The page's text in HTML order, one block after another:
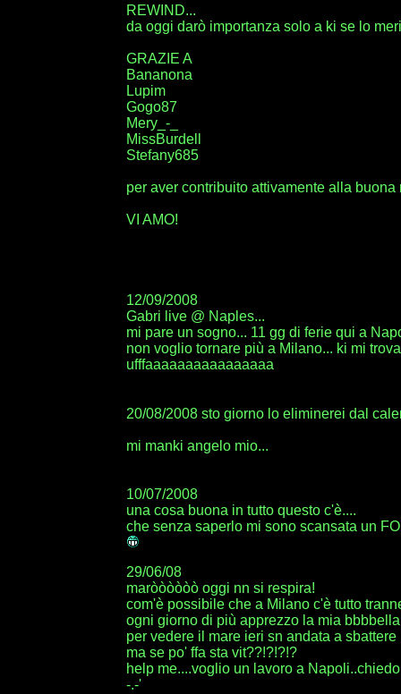
REWIND...
da oggi darò importanza solo a ki se lo
GRAZIE A
Bananona
Lupim
Gogo87
Mery_-_
MissBurdell
Stefany685
per aver contribuito attivamente alla
VI AMO!
12/09/2008
Gabri live @ Naples...
mi pare un sogno... 11 gg di ferie qui a
non voglio tornare più a Milano... ki mi
ufffaaaaaaaaaaaaaaaa
20/08/2008 sto giorno lo eliminerei dal
mi manki angelo mio...
10/07/2008
una cosa buona in tutto questo c'è....
che senza saperlo mi sono scansata un
29/06/08
maròòòòòò oggi nn si respira!
com'è possibile che a Milano c'è tutto
ogni giorno di più apprezzo la mia
per vedere il mare ieri sn andata a sbattere
ma se po' ffa sta vit??!?!?!?
help me....voglio un lavoro a
-.-'